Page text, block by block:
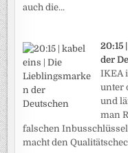
auch die...
20:15
der
IKEA
unter
und
man
falschen
macht den